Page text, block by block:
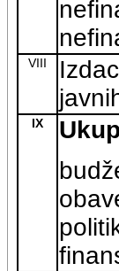
VIII
IX